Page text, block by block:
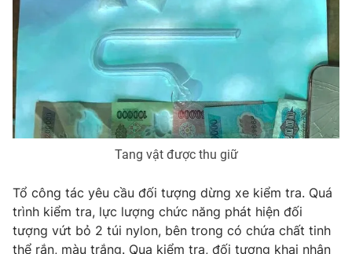
VTV Money VTV Thể thao
VTV Sức khoẻ Bất động sản
Thị trường 24h Tấm lòng Việt
Vươn mình bằng AI
VTV9 VTV8
Liên hệ tòa soạn English
Tang vật được thu giữ
Tổ công tác yêu cầu đối tượng dừng xe kiểm tra. Quá
trình kiểm tra, lực lượng chức năng phát hiện đối
tượng vứt bỏ 2 túi nylon, bên trong có chứa chất tinh
thể rắn, màu trắng. Qua kiểm tra, đối tượng khai nhận